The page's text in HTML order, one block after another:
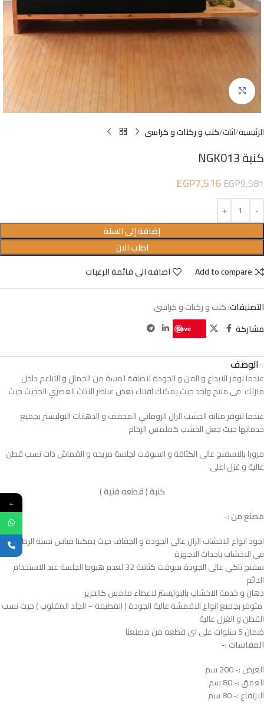
Click to enlarge
الرئيسية اثاث كنب و ركنات و كراسى
كنبة NGK013
EGP9,581
EGP7,516
إضافة إلى السلة
اطلب الان
Add to compare
اضافة الى قائمة الرغبات
التصنيفات:كنب و ركنات و كراسى
مشاركة
Save
الوصف
عندما نوفر الابداع و الفن و الجودة لاضافة لمسة من الجمال و التناعم داخل
منزلك فى منتج واحد حيث يمكنك اقتناء بعض عناصر الاثاث العصري الحديث حيث
عندما تتوفر متانة الخشب الزان الروماني المجفف و الدهانات البوليستر بجميع
خدماتها حيث جعل الخشب كملمس الرخام
مرورا بالاسفنج عالى الكثافة و السوفت لجلسة مريحه و القماش ذات نسب قطن
عالية و غزل اعلى
كنبة ( قطعه فنية )
مصنع من :-
اجود انواع الاخشاب الزان عالى الجودة و الجفاف حيث يمكننا قياس نسبة الرطوبة
فى الاخشاب باحداث الاجهزة
سفنج تاكي عالى الجودة سوفت كثافة 32 لعدم هبوط الجلسة عند الاستخدام
الدائم
دهان و خدمة الاخشاب بالبوليستر لاعطاء ملمس كالحرير
متوفر بجميع انواع الاقمشة عالية الجودة ( القطيفة – الجلد المقلوب ) حيث نسب
القطن و الغزل عالية
ضمان 5 سنوات على اى قطعه من مصنعنا
المقاسات :-
العرض :- 200 سم
العمق :- 80 سم
الارتفاع :- 80 سم
←